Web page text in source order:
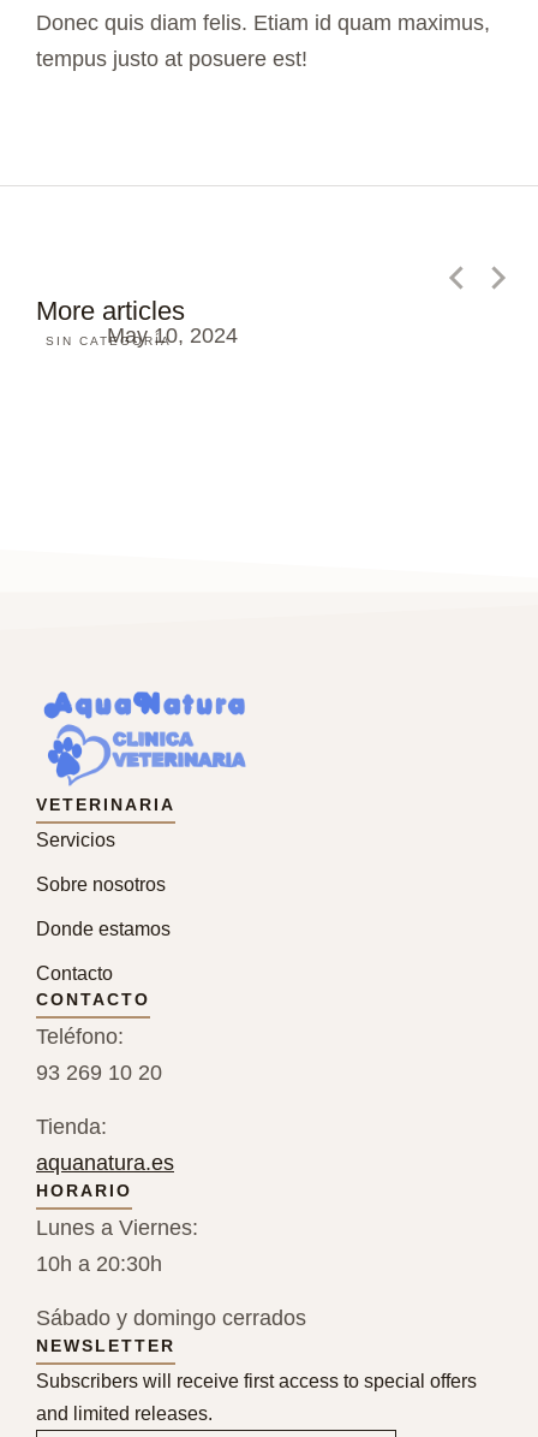
Donec quis diam felis. Etiam id quam maximus,
tempus justo at posuere est!
More articles
SIN CATEGORÍA
¡Hola, mundo!
May 10, 2024
VETERINARIA
Servicios
Sobre nosotros
Donde estamos
Contacto
CONTACTO
Teléfono:
93 269 10 20
Tienda:
aquanatura.es
HORARIO
Lunes a Viernes:
10h a 20:30h
Sábado y domingo cerrados
NEWSLETTER
Subscribers will receive first access to special offers
and limited releases.